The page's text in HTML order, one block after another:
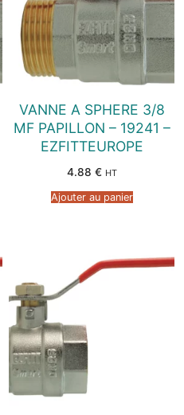
VANNE A SPHERE 3/8
MF PAPILLON – 19241 –
EZFITTEUROPE
4.88 € HT
Ajouter au panier